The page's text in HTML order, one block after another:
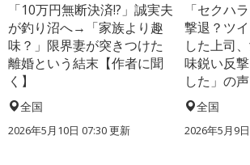
「10万円無断決済!?」誠実夫
が釣り沼へ→「家族より趣
味？」限界妻が突きつけた
離婚という結末【作者に聞
く】
全国
2026年5月10日 07:30 更新
「セクハ
撃退？ツ
した上司
味鋭い反
した」の
全国
2026年5月9